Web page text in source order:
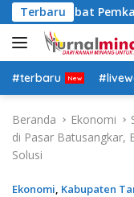
a
g
u
Terbaru
Pejabat Pemkab
#terbaru
Beranda Ekonomi
di Pasar Batusangkar,
Solusi
Ekonomi, Kabupaten